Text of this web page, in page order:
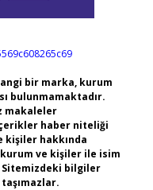
bir marka, kurum
bulunmamaktadır.
makaleler
haber niteliği
kişiler hakkında
kurum ve kişiler ile isim
bilgiler